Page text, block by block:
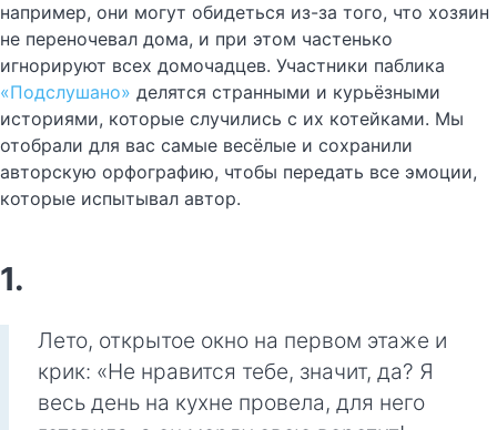
например, они могут обидеться из-за того, что хозяин
не переночевал дома, и при этом частенько
игнорируют всех домочадцев. Участники паблика
«Подслушано» делятся странными и курьёзными
историями, которые случились с их котейками. Мы
отобрали для вас самые весёлые и сохранили
авторскую орфографию, чтобы передать все эмоции,
которые испытывал автор.
1.
Лето, открытое окно на первом этаже и
крик: «Не нравится тебе, значит, да? Я
весь день на кухне провела, для него